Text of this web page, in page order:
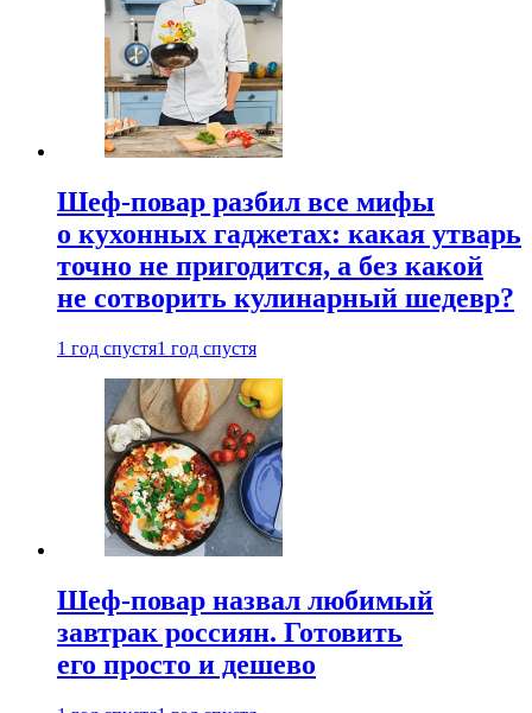
Шеф-повар разбил все мифы
о кухонных гаджетах: какая утварь
точно не пригодится, а без какой
не сотворить кулинарный шедевр?
1 год спустя1 год спустя
Шеф-повар назвал любимый
завтрак россиян. Готовить
его просто и дешево